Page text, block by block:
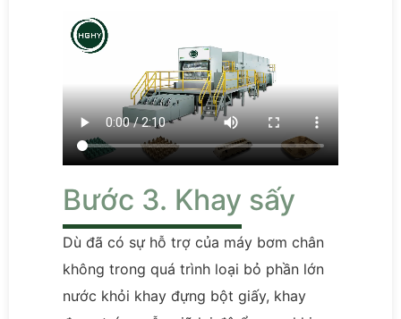
Bước 3. Khay sấy
Dù đã có sự hỗ trợ của máy bơm chân
không trong quá trình loại bỏ phần lớn
nước khỏi khay đựng bột giấy, khay